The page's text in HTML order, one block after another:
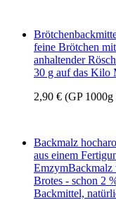
feine Brötchen
anhaltender
30 g auf das Kilo
2,90 € (GP
Backmalz
aus einem
EmzymBackmalz
Brotes - schon 2
Backmittel,